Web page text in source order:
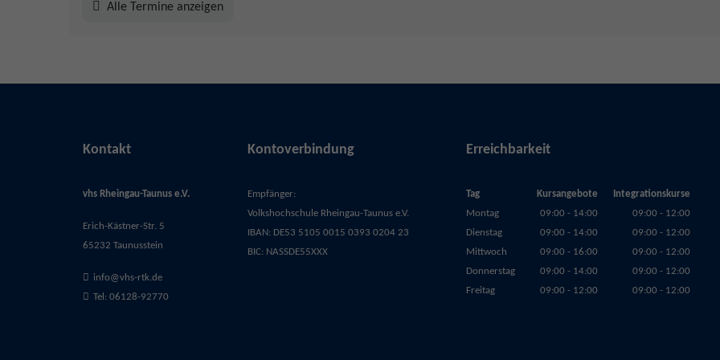
Alle Termine anzeigen
Kontakt
vhs Rheingau-Taunus e.V.
Erich-Kästner-Str. 5
65232 Taunusstein
info@vhs-rtk.de
Tel: 06128-92770
Kontoverbindung
Empfänger:
Volkshochschule Rheingau-Taunus e.V.
IBAN: DE53 5105 0015 0393 0204 23
BIC: NASSDE55XXX
Erreichbarkeit
Tag Kursangebote
Integrationskurse
Montag
09:00 - 14:00
09:00 - 12:00
Dienstag
09:00 - 14:00
09:00 - 12:00
Mittwoch
09:00 - 16:00
09:00 - 12:00
Donnerstag
09:00 - 14:00
09:00 - 12:00
Freitag
09:00 - 12:00 09:00 - 12:00